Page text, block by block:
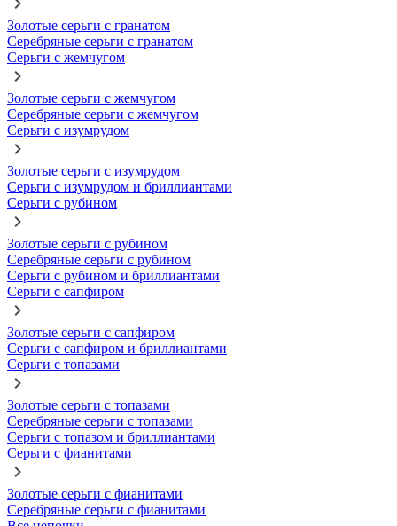
Золотые серьги с гранатом
Серебряные серьги с гранатом
Серьги с жемчугом
Золотые серьги с жемчугом
Серебряные серьги с жемчугом
Серьги с изумрудом
Золотые серьги с изумрудом
Серьги с изумрудом и бриллиантами
Серьги с рубином
Золотые серьги с рубином
Серебряные серьги с рубином
Серьги с рубином и бриллиантами
Серьги с сапфиром
Золотые серьги с сапфиром
Серьги с сапфиром и бриллиантами
Серьги с топазами
Золотые серьги с топазами
Серебряные серьги с топазами
Серьги с топазом и бриллиантами
Серьги с фианитами
Золотые серьги с фианитами
Серебряные серьги с фианитами